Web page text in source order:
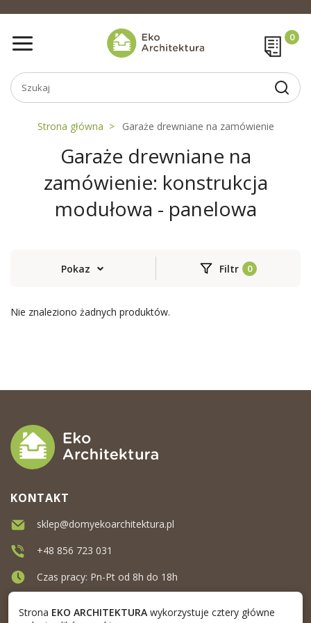
Strona główna Garaże drewniane na zamówienie
Garaże drewniane na
zamówienie: konstrukcja
modułowa - panelowa
Pokaz Filtr
Nie znaleziono żadnych produktów.
KONTAKT
sklep@domyekoarchitektura.pl
+48 856 723 031
Czas pracy: Pn-Pt od 8h do 18h
Strona EKO ARCHITEKTURAwykorzystuje cztery główne